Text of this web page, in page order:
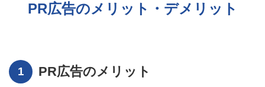
PR広告のメリット・デメリット
PR広告のメリット